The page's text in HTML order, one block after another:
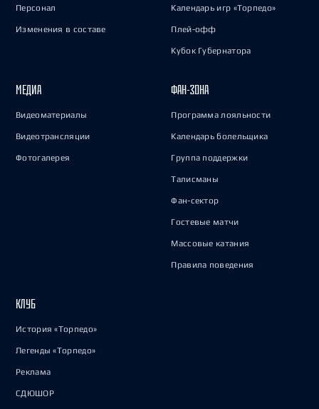
Персонал
Изменения в составе
Календарь игр «Торпедо»
Плей-офф
Кубок Губернатора
МЕДИА
Видеоматериалы
Видеотрансляции
Фотогалерея
ФАН-ЗОНА
Программа лояльности
Календарь болельщика
Группа поддержки
Талисманы
Фан-сектор
Гостевые матчи
Массовые катания
Правила поведения
КЛУБ
История «Торпедо»
Легенды «Торпедо»
Реклама
СДЮШОР